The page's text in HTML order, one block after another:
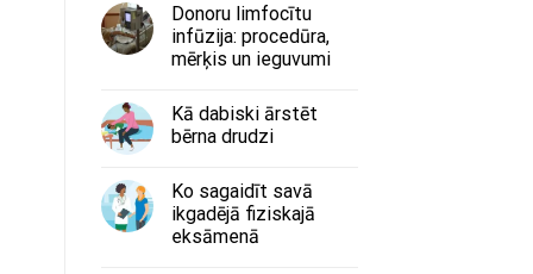
Donoru limfocītu
infūzija: procedūra,
mērķis un ieguvumi
Kā dabiski ārstēt
bērna drudzi
Ko sagaidīt savā
ikgadējā fiziskajā
eksāmenā